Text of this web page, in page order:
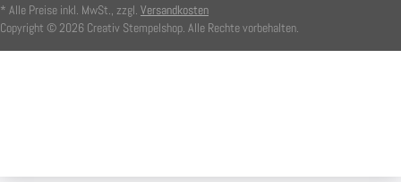
* Alle Preise inkl. MwSt., zzgl. Versandkosten
Copyright © 2026 Creativ Stempelshop. Alle Rechte vorbehalten.